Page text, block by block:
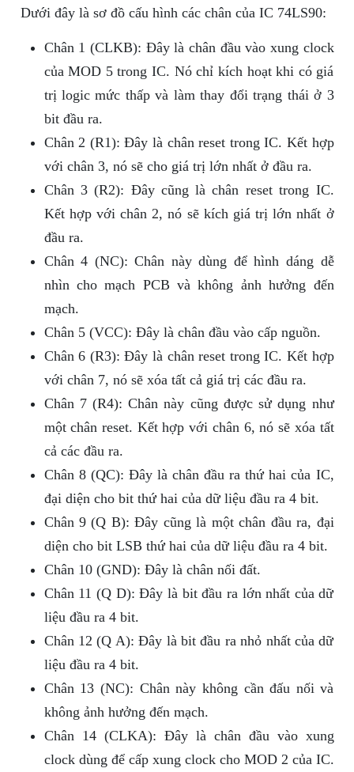
Dưới đây là sơ đồ cấu hình các chân của IC 74LS90:
Chân 1 (CLKB): Đây là chân đầu vào xung clock
của MOD 5 trong IC. Nó chỉ kích hoạt khi có giá
trị logic mức thấp và làm thay đổi trạng thái ở 3
bit đầu ra.
Chân 2 (R1): Đây là chân reset trong IC. Kết hợp
với chân 3, nó sẽ cho giá trị lớn nhất ở đầu ra.
Chân 3 (R2): Đây cũng là chân reset trong IC.
Kết hợp với chân 2, nó sẽ kích giá trị lớn nhất ở
đầu ra.
Chân 4 (NC): Chân này dùng để hình dáng dễ
nhìn cho mạch PCB và không ảnh hưởng đến
mạch.
Chân 5 (VCC): Đây là chân đầu vào cấp nguồn.
Chân 6 (R3): Đây là chân reset trong IC. Kết hợp
với chân 7, nó sẽ xóa tất cả giá trị các đầu ra.
Chân 7 (R4): Chân này cũng được sử dụng như
một chân reset. Kết hợp với chân 6, nó sẽ xóa tất
cả các đầu ra.
Chân 8 (QC): Đây là chân đầu ra thứ hai của IC,
đại diện cho bit thứ hai của dữ liệu đầu ra 4 bit.
Chân 9 (Q B): Đây cũng là một chân đầu ra, đại
diện cho bit LSB thứ hai của dữ liệu đầu ra 4 bit.
Chân 10 (GND): Đây là chân nối đất.
Chân 11 (Q D): Đây là bit đầu ra lớn nhất của dữ
liệu đầu ra 4 bit.
Chân 12 (Q A): Đây là bit đầu ra nhỏ nhất của dữ
liệu đầu ra 4 bit.
Chân 13 (NC): Chân này không cần đấu nối và
không ảnh hưởng đến mạch.
Chân 14 (CLKA): Đây là chân đầu vào xung
clock dùng để cấp xung clock cho MOD 2 của IC.